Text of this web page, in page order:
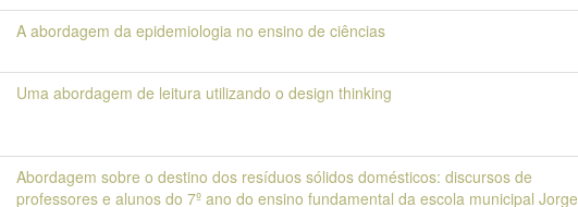
A abordagem da epidemiologia no ensino de ciências
Uma abordagem de leitura utilizando o design thinking
Abordagem sobre o destino dos resíduos sólidos domésticos: discursos de
professores e alunos do 7º ano do ensino fundamental da escola municipal Jorge